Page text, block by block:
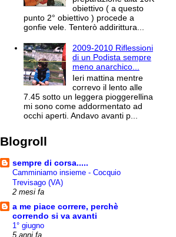
obiettivo ( a questo
punto 2° obiettivo ) procede a
gonfie vele. Tenterò addirittura...
2009-2010 Riflessioni
di un Podista sempre
meno anarchico...
Ieri mattina mentre
correvo il lento alle
7.45 sotto un leggera pioggerellina
mi sono come addormentato ad
occhi aperti. Andavo avanti p...
Blogroll
sempre di corsa.....
Camminiamo insieme - Cocquio
Trevisago (VA)
2 mesi fa
a me piace correre, perchè
correndo si va avanti
1° giugno
5 anni fa